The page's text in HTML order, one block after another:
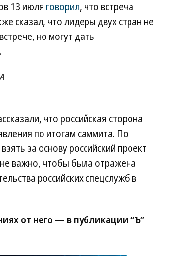
13 июля говорил, что встреча
сказал, что лидеры двух стран не
но могут дать
что российская сторона
по итогам саммита. По
за основу российский проект
важно, чтобы была отражена
российских спецслужб в
от него — в публикации “Ъ”